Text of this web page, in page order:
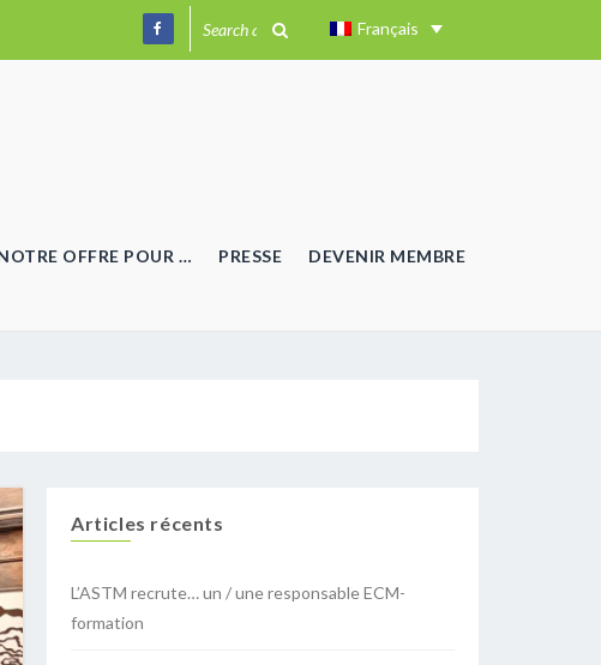
Français
OFFRE POUR … PRESSE DEVENIR MEMBRE
Articles récents
L’ASTM recrute… un / une responsable ECM-
formation